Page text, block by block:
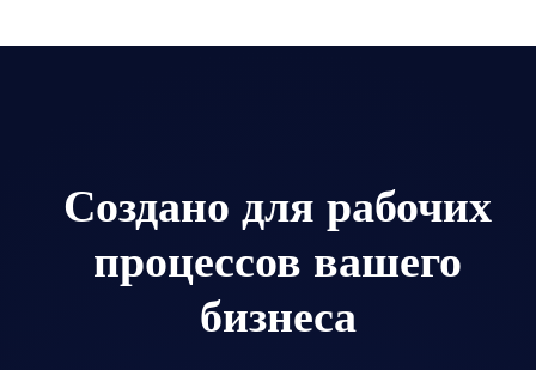
Создано для рабочих
процессов вашего
бизнеса